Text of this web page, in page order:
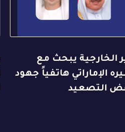
الخارجية يبحث مع
الإماراتي هاتفياً جهود
التصعيد